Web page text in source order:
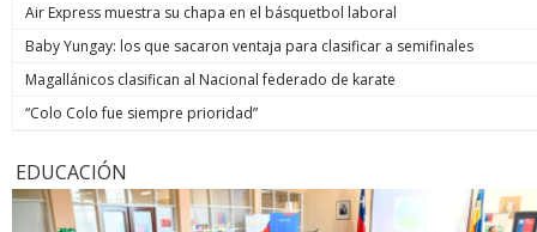
Air Express muestra su chapa en el básquetbol laboral
Baby Yungay: los que sacaron ventaja para clasificar a semifinales
Magallánicos clasifican al Nacional federado de karate
“Colo Colo fue siempre prioridad”
EDUCACIÓN